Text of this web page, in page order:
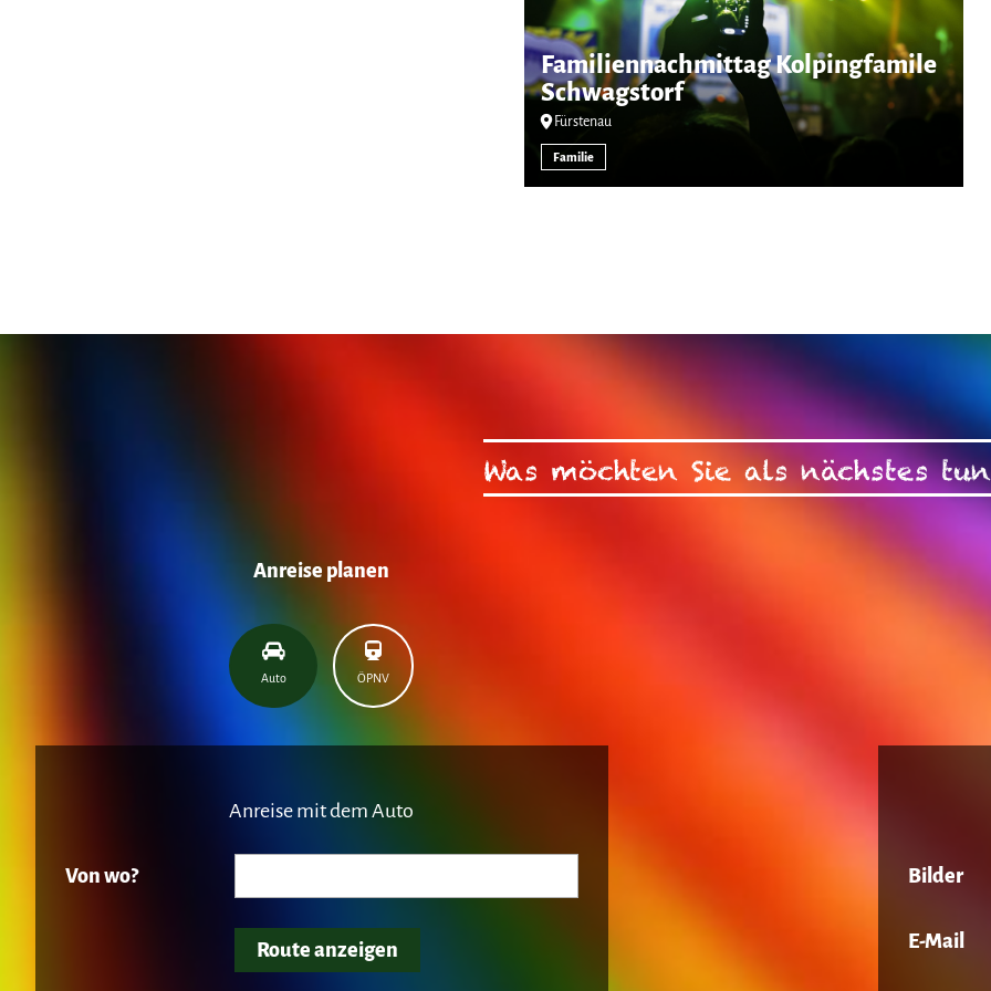
Familiennachmittag Kolpingfamile
Schwagstorf
Fürstenau
Familie
Was möchten Sie als nächstes
Anreise planen
Auto ÖPNV
Anreise mit dem Auto
Von wo?
Route anzeigen
Bilder
E-Mail